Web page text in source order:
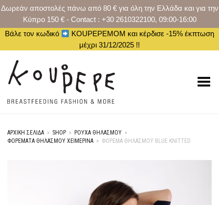
Δωρεάν αποστολές πάνω από 80 € για όλη την Ελλάδα και για την
Κύπρο 150 € - Contact : +30 2610322100, 09:00-16:00
Βάλε τον κωδικό
KOUPEPEMOM και κέρδισε -15% έκπτωση
μέχρι 31/12/2025 !!
Toggle Menu
ΑΡΧΙΚΉ ΣΕΛΊΔΑ » SHOP » ΡΟΥΧΑ ΘΗΛΑΣΜΟΥ »
ΦΟΡΈΜΑΤΑ ΘΗΛΑΣΜΟΎ ΧΕΙΜΕΡΙΝΆ » ΦΌΡΕΜΑ ΘΗΛΑΣΜΟΎ BLUE KNITTED